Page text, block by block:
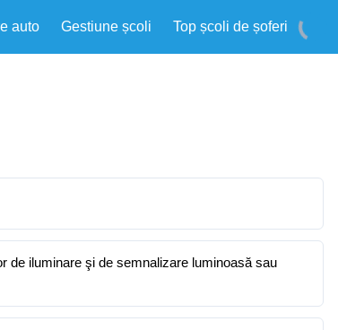
auto Gestiune școli Top școli de șoferi
de iluminare şi de semnalizare luminoasă sau